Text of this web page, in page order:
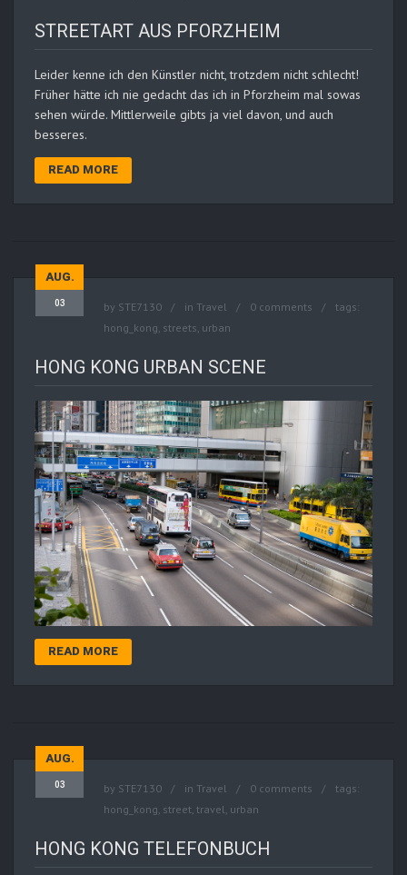
STREETART AUS PFORZHEIM
Leider kenne ich den Künstler nicht, trotzdem nicht schlecht!
Früher hätte ich nie gedacht das ich in Pforzheim mal sowas
sehen würde. Mittlerweile gibts ja viel davon, und auch
besseres.
READ MORE
AUG.
03 by STE7130 in Travel 0 comments
tags:
hong_kong, streets, urban
HONG KONG URBAN SCENE
READ MORE
AUG.
03 by STE7130 in Travel 0 comments
tags:
hong_kong, street, travel, urban
HONG KONG TELEFONBUCH